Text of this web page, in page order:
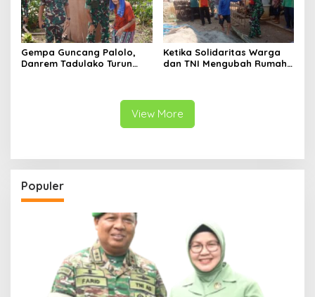
Gempa Guncang Palolo,
Danrem Tadulako Turun
Ketika Solidaritas Warga
dan TNI Mengubah Rumah
View More
Populer